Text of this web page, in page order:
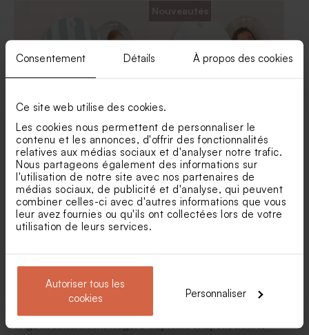
Consentement Détails À propos des cookies
Ce site web utilise des cookies.
Les cookies nous permettent de personnaliser le
contenu et les annonces, d'offrir des fonctionnalités
relatives aux médias sociaux et d'analyser notre trafic.
Nous partageons également des informations sur
l'utilisation de notre site avec nos partenaires de
médias sociaux, de publicité et d'analyse, qui peuvent
combiner celles-ci avec d'autres informations que vous
leur avez fournies ou qu'ils ont collectées lors de votre
utilisation de leurs services.
Autoriser tous les
cookies
Personnaliser
Etui à dragées baptême
chapelle fleurie
Nouveautés
Etui à dragées baptême
balade enchantée en forêt
Étui à dragées baptême
original colombe messagère
Contenant à dragées
baptême chapelle fleurie